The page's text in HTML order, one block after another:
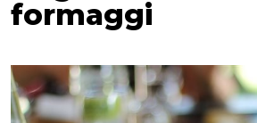
formaggi